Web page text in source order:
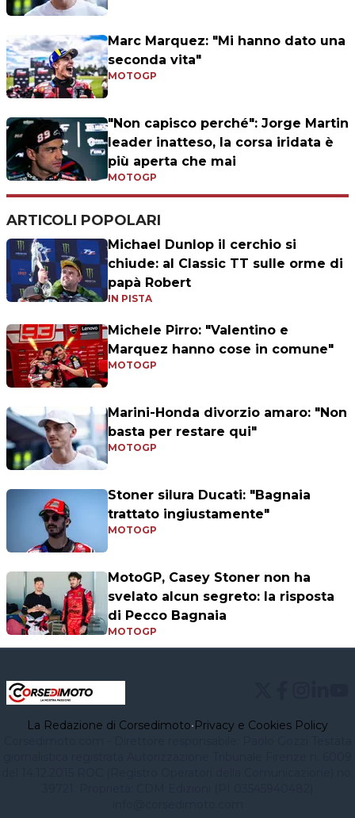
Marc Marquez: "Mi hanno dato una
seconda vita"
MOTOGP
"Non capisco perché": Jorge Martin
leader inatteso, la corsa iridata è
più aperta che mai
MOTOGP
ARTICOLI POPOLARI
Michael Dunlop il cerchio si
chiude: al Classic TT sulle orme di
papà Robert
IN PISTA
Michele Pirro: "Valentino e
Marquez hanno cose in comune"
MOTOGP
Marini-Honda divorzio amaro: "Non
basta per restare qui"
MOTOGP
Stoner silura Ducati: "Bagnaia
trattato ingiustamente"
MOTOGP
MotoGP, Casey Stoner non ha
svelato alcun segreto: la risposta
di Pecco Bagnaia
MOTOGP
La Redazione di Corsedimoto•Privacy e Cookies Policy